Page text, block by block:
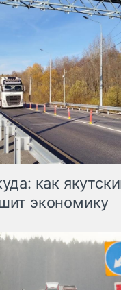
как
экономику